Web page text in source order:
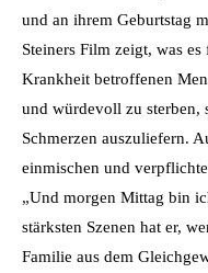
und an ihrem Geburtstag
Steiners Film zeigt, was
Krankheit betroffenen
und würdevoll zu sterben,
Schmerzen auszuliefern.
einmischen und
„Und morgen Mittag bin
stärksten Szenen hat er,
Familie aus dem